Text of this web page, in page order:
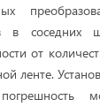
в соседних
от
ленте.